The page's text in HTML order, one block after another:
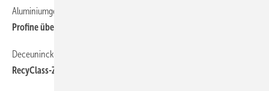
Aluminiumgeschäft im Fokus
Profine übernimmt bulgarischen Systemgeber Profilink
Deceuninck
RecyClass-Zertifizierung und erneuertes VinylPlus-Label